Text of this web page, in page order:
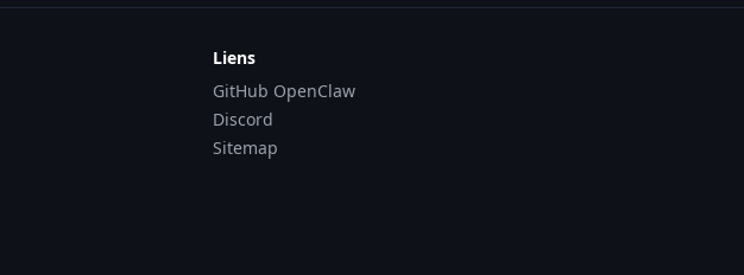
Liens
GitHub OpenClaw
Discord
Sitemap